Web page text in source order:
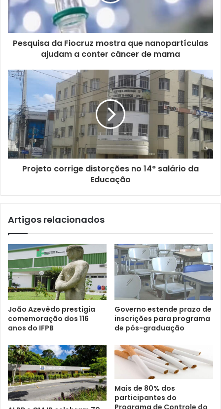
e
e
a
i
l
Pesquisa da Fiocruz mostra que nanopartículas
ajudam a conter câncer de mama
Projeto corrige distorções no 14° salário da
Educação
Artigos relacionados
João Azevêdo prestigia
comemoração dos 116
anos do IFPB
Governo estende prazo de
inscrições para programa
de pós-graduação
Mais de 80% dos
participantes do